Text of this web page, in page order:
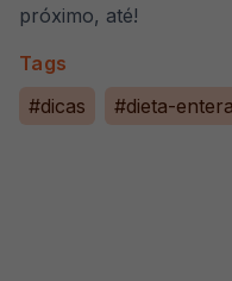
próximo, até!
Tags
#dicas #dieta-